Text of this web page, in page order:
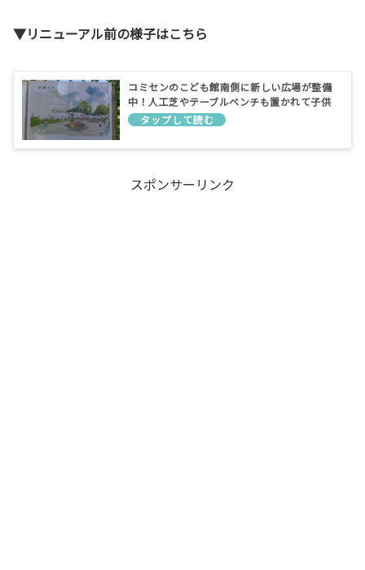
▼リニューアル前の様子はこちら
コミセンのこども館南側に新しい広場が整備
中！人工芝やテーブルベンチも置かれて子供
と過ごせる空間になるみたい
スポンサーリンク